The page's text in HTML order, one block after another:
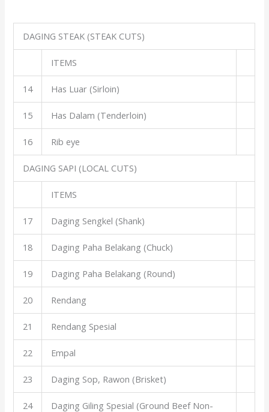
DAGING STEAK (STEAK CUTS)
ITEMS
14 Has Luar (Sirloin)
15 Has Dalam (Tenderloin)
16 Rib eye
DAGING SAPI (LOCAL CUTS)
ITEMS
17 Daging Sengkel (Shank)
18 Daging Paha Belakang (Chuck)
19 Daging Paha Belakang (Round)
20 Rendang
21 Rendang Spesial
22 Empal
23 Daging Sop, Rawon (Brisket)
24
Daging Giling Spesial (Ground Beef Non-